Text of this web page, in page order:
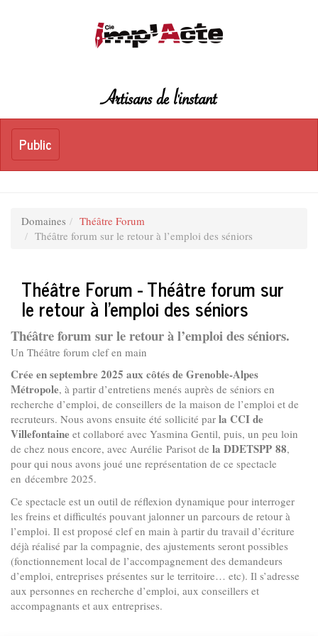
Artisans de l'instant
Toggle
Public
Public
Domaines
Théâtre Forum
Théâtre forum sur le retour à l’emploi des séniors
Théâtre Forum - Théâtre forum sur
le retour à l’emploi des séniors
Théâtre forum sur le retour à l’emploi des séniors.
Un Théâtre forum clef en main
Crée en septembre 2025 aux côtés de Grenoble-Alpes
Métropole, à partir d’entretiens menés auprès de séniors en
recherche d’emploi, de conseillers de la maison de l’emploi et de
recruteurs. Nous avons ensuite été sollicité par la CCI de
Villefontaine et collaboré avec Yasmina Gentil, puis, un peu loin
de chez nous encore, avec Aurélie Parisot de la DDETSPP 88,
pour qui nous avons joué une représentation de ce spectacle
en décembre 2025.
Ce spectacle est un outil de réflexion dynamique pour interroger
les freins et difficultés pouvant jalonner un parcours de retour à
l’emploi. Il est proposé clef en main à partir du travail d’écriture
déjà réalisé par la compagnie, des ajustements seront possibles
(fonctionnement local de l’accompagnement des demandeurs
d’emploi, entreprises présentes sur le territoire… etc). Il s’adresse
aux personnes en recherche d’emploi, aux conseillers et
accompagnants et aux entreprises.